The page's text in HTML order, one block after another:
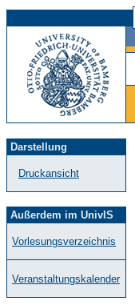
Darstellung
Druckansicht
Außerdem im UnivIS
Vorlesungsverzeichnis
Veranstaltungskalender